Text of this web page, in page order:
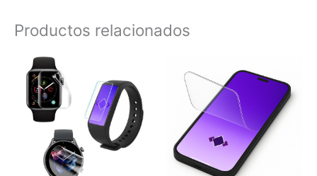
Productos relacionados